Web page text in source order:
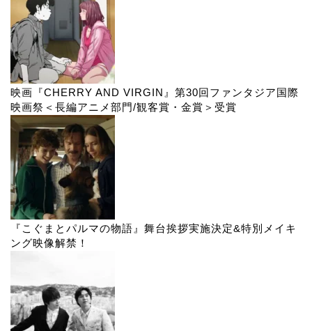
映画『CHERRY AND VIRGIN』第30回ファンタジア国際
映画祭＜長編アニメ部門/観客賞・金賞＞受賞
『こぐまとパルマの物語』舞台挨拶実施決定&特別メイキ
ング映像解禁！